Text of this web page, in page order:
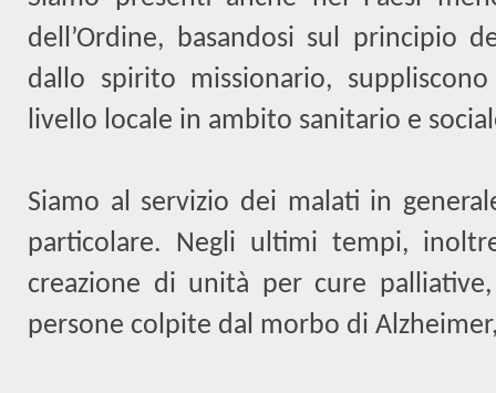
dell’Ordine, basandosi sul principio
dallo spirito missionario,
livello locale in ambito sanitario e
Siamo al servizio dei malati in
particolare. Negli ultimi tempi,
creazione di unità per cure
persone colpite dal morbo di